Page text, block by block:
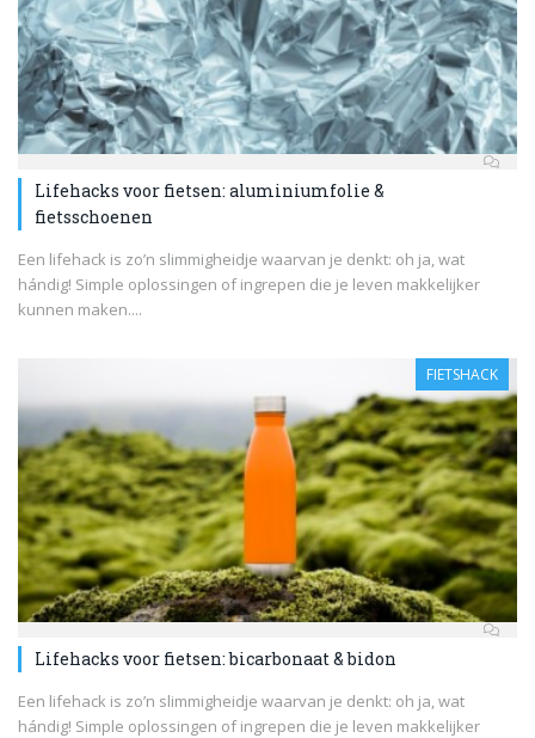
Lifehacks voor fietsen: aluminiumfolie &
fietsschoenen
Een lifehack is zo’n slimmigheidje waarvan je denkt: oh ja, wat
hándig! Simple oplossingen of ingrepen die je leven makkelijker
kunnen maken....
FIETSHACK
Lifehacks voor fietsen: bicarbonaat & bidon
Een lifehack is zo’n slimmigheidje waarvan je denkt: oh ja, wat
hándig! Simple oplossingen of ingrepen die je leven makkelijker